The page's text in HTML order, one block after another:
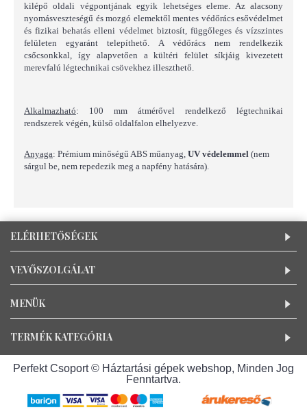
kilépő oldali végpontjának egyik lehetséges eleme. Az alacsony
nyomásveszteségű és mozgó elemektől mentes védőrács esővédelmet
és fizikai behatás elleni védelmet biztosít, függőleges és vízszintes
felületen egyaránt telepíthető. A védőrács nem rendelkezik
csőcsonkkal, így alapvetően a kültéri felület síkjáig kivezetett
merevfalú légtechnikai csövekhez illeszthető.
Alkalmazható: 100 mm átmérővel rendelkező légtechnikai
rendszerek végén, külső oldalfalon elhelyezve.
Anyaga: Prémium minőségű ABS műanyag, UV védelemmel (nem
sárgul be, nem repedezik meg a napfény hatására).
ELÉRHETŐSÉGEK
VEVŐSZOLGÁLAT
MENÜK
TERMÉK KATEGÓRIA
Perfekt Csoport © Háztartási gépek webshop, Minden Jog
Fenntartva.